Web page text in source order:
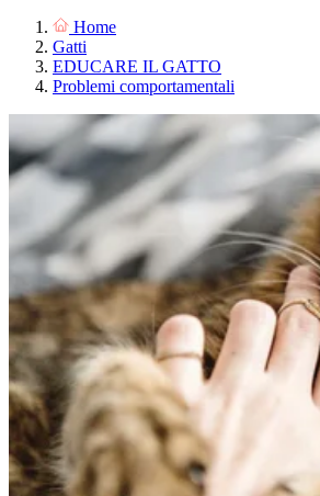
Home
Gatti
EDUCARE IL GATTO
Problemi comportamentali